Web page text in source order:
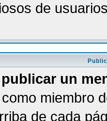
de
un
miembro
de cada